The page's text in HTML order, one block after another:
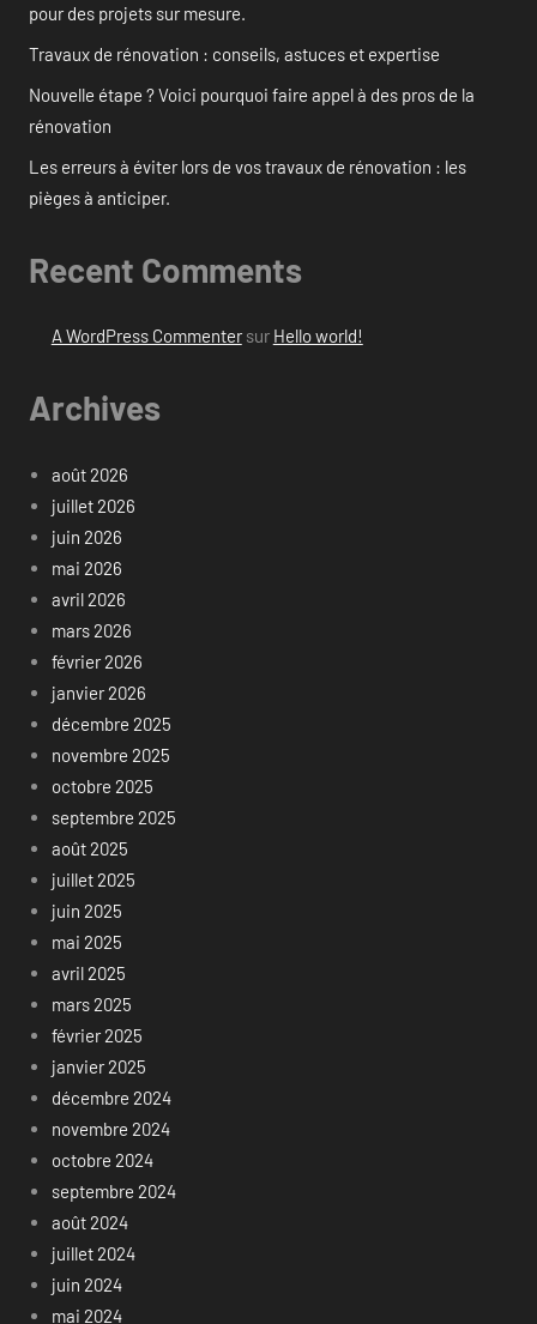
pour des projets sur mesure.
Travaux de rénovation : conseils, astuces et expertise
Nouvelle étape ? Voici pourquoi faire appel à des pros de la
rénovation
Les erreurs à éviter lors de vos travaux de rénovation : les
pièges à anticiper.
Recent Comments
A WordPress Commentersur Hello world!
Archives
août 2026
juillet 2026
juin 2026
mai 2026
avril 2026
mars 2026
février 2026
janvier 2026
décembre 2025
novembre 2025
octobre 2025
septembre 2025
août 2025
juillet 2025
juin 2025
mai 2025
avril 2025
mars 2025
février 2025
janvier 2025
décembre 2024
novembre 2024
octobre 2024
septembre 2024
août 2024
juillet 2024
juin 2024
mai 2024